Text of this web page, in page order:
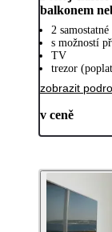
balkonem
2
s možností
TV
trezor
zobrazit
v ceně